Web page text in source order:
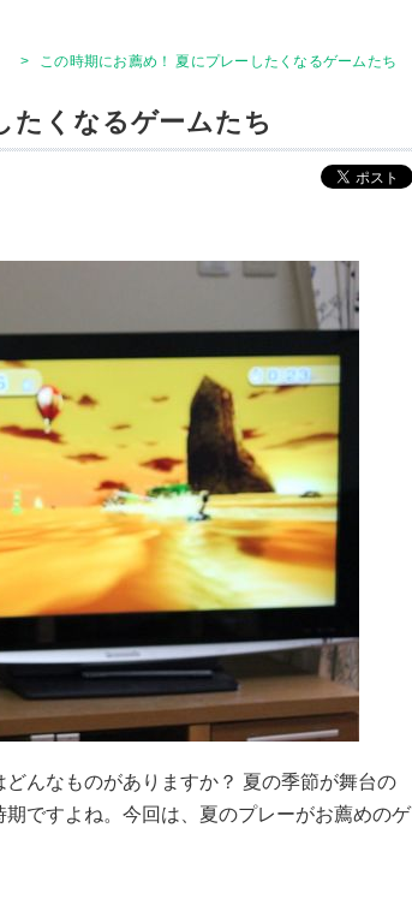
> この時期にお薦め！ 夏にプレーしたくなるゲームたち
たくなるゲームたち
んなものがありますか？ 夏の季節が舞台の
ですよね。今回は、夏のプレーがお薦めのゲ